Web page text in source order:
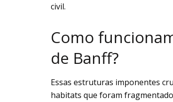
civil.
Como
de Banff?
Essas estruturas imponentes
habitats que foram